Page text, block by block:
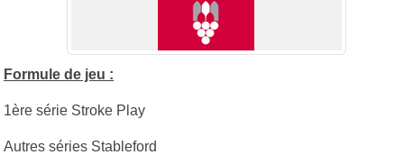
Formule de jeu :
1ère série Stroke Play
Autres séries Stableford